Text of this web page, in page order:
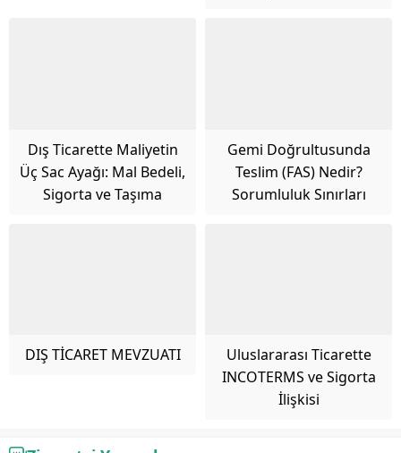
Dış Ticarette Maliyetin
Üç Sac Ayağı: Mal Bedeli,
Sigorta ve Taşıma
Gemi Doğrultusunda
Teslim (FAS) Nedir?
Sorumluluk Sınırları
DIŞ TİCARET MEVZUATI
Uluslararası Ticarette
INCOTERMS ve Sigorta
İlişkisi